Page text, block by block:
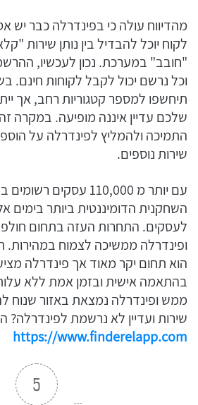
מהדיווח עולה כי בפינדרלה כבר יש
לקוח יוכל להבדיל בין נותן שירות
"חובב" במערכת. נכון לעכשיו,
וכל נרשם יכול לקבל לקוחות חינם.
תיחשפו למספר קטגוריות רחב, אך
שלכם עדיין איננה מופיעה. במקרה
התמיכה ולהמליץ לפינדרלה על
שירות נוספים.
עם יותר מ 110,000
השחקנית הדומיננטית ביותר בימים
לעסקים. התחרות העזה בתחום
ופינדרלה ממשיכה לצמוח במהירות.
הוא תחום יקר מאוד אך פינדרלה
בהתאמה אישית ובזמן אמת ללא
ממש ופינדרלה נמצאת באזור שנוח
שירות ועדיין לא נרשמת
https://www.finderelapp.com
5